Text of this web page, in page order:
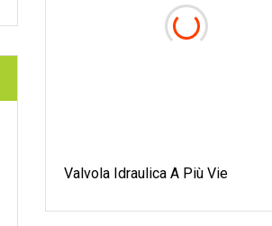
Valvola Idraulica A Più Vie